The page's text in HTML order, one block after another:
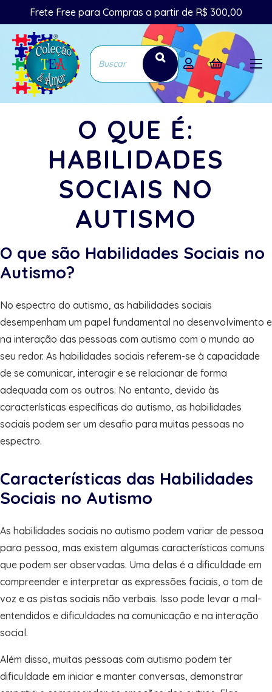
Frete Free para Compras a partir de R$ 300,00
O QUE É:
HABILIDADES
SOCIAIS NO
AUTISMO
O que são Habilidades Sociais no
Autismo?
No espectro do autismo, as habilidades sociais
desempenham um papel fundamental no desenvolvimento e
na interação das pessoas com autismo com o mundo ao
seu redor. As habilidades sociais referem-se à capacidade
de se comunicar, interagir e se relacionar de forma
adequada com os outros. No entanto, devido às
características específicas do autismo, as habilidades
sociais podem ser um desafio para muitas pessoas no
espectro.
Características das Habilidades
Sociais no Autismo
As habilidades sociais no autismo podem variar de pessoa
para pessoa, mas existem algumas características comuns
que podem ser observadas. Uma delas é a dificuldade em
compreender e interpretar as expressões faciais, o tom de
voz e as pistas sociais não verbais. Isso pode levar a mal-
entendidos e dificuldades na comunicação e na interação
social.
Além disso, muitas pessoas com autismo podem ter
dificuldade em iniciar e manter conversas, demonstrar